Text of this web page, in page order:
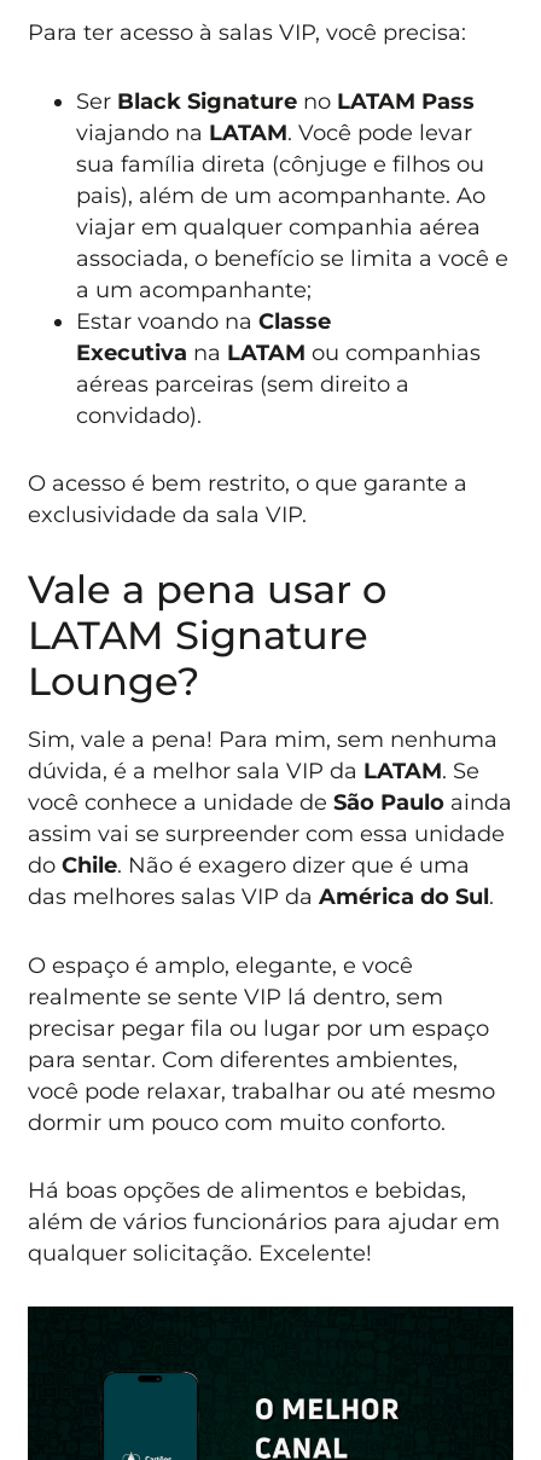
Para ter acesso à salas VIP, você precisa:
Ser Black Signature no LATAM Pass
viajando na LATAM. Você pode levar
sua família direta (cônjuge e filhos ou
pais), além de um acompanhante. Ao
viajar em qualquer companhia aérea
associada, o benefício se limita a você e
a um acompanhante;
Estar voando naClasse
Executiva na LATAMou companhias
aéreas parceiras (sem direito a
convidado).
O acesso é bem restrito, o que garante a
exclusividade da sala VIP.
Vale a pena usar o
LATAM Signature
Lounge?
Sim, vale a pena! Para mim, sem nenhuma
dúvida, é a melhor sala VIP da LATAM. Se
você conhece a unidade deSão Paulo ainda
assim vai se surpreender com essa unidade
doChile. Não é exagero dizer que é uma
das melhores salas VIP daAmérica do Sul.
O espaço é amplo, elegante, e você
realmente se sente VIP lá dentro, sem
precisar pegar fila ou lugar por um espaço
para sentar. Com diferentes ambientes,
você pode relaxar, trabalhar ou até mesmo
dormir um pouco com muito conforto.
Há boas opções de alimentos e bebidas,
além de vários funcionários para ajudar em
qualquer solicitação. Excelente!